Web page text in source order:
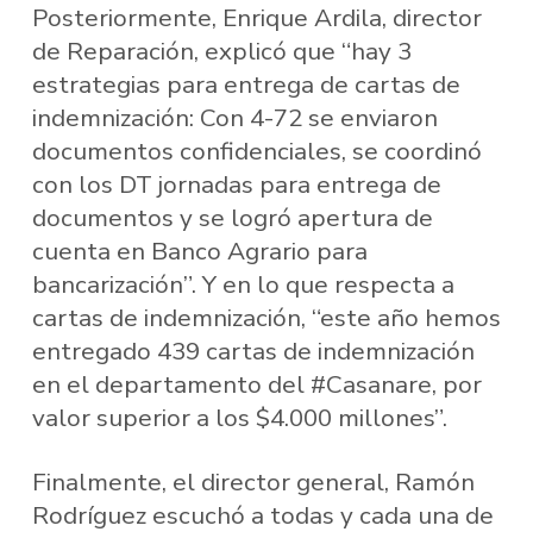
Posteriormente, Enrique Ardila, director
de Reparación, explicó que “hay 3
estrategias para entrega de cartas de
indemnización: Con 4-72 se enviaron
documentos confidenciales, se coordinó
con los DT jornadas para entrega de
documentos y se logró apertura de
cuenta en Banco Agrario para
bancarización”. Y en lo que respecta a
cartas de indemnización, “este año hemos
entregado 439 cartas de indemnización
en el departamento del #Casanare, por
valor superior a los $4.000 millones”.
Finalmente, el director general, Ramón
Rodríguez escuchó a todas y cada una de